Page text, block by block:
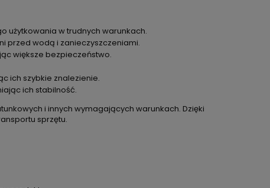
użytkowania w trudnych warunkach.
przed wodą i zanieczyszczeniami.
większe bezpieczeństwo.
ich szybkie znalezienie.
ich stabilność.
i innych wymagających warunkach. Dzięki
sprzętu.